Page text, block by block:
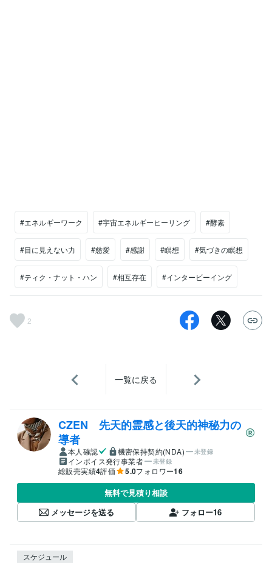
#エネルギーワーク #宇宙エネルギーヒーリング #酵素
#目に見えない力 #慈愛 #感謝 #瞑想 #気づきの瞑想
#ティク・ナット・ハン #相互存在 #インタービーイング
2
一覧に戻る
CZEN 先天的霊感と後天的神秘力の
導者
本人確認 機密保持契約(NDA) 未登録
インボイス発行事業者 未登録
総販売実績4評価 5.0フォロワー16
無料で見積り相談
メッセージを送る
フォロー16
スケジュール